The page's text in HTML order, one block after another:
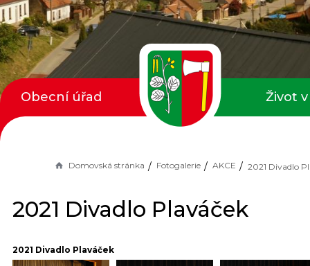
Domovská stránka Fotogalerie AKCE 2021 Divadlo
2021 Divadlo Plaváček
2021 Divadlo Plaváček
Obecní úřad Život